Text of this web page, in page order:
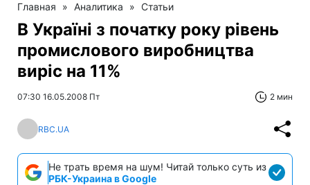
Главная » Аналитика » Статьи
В Україні з початку року рівень
промислового виробництва
виріс на 11%
07:30 16.05.2008 Пт 2 мин
RBC.UA
Не трать время на шум! Читай только суть из
РБК-Украина в Google